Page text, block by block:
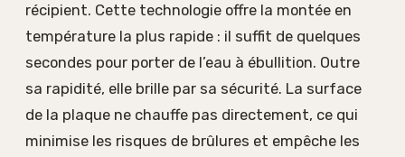
récipient. Cette technologie offre la montée en
température la plus rapide : il suffit de quelques
secondes pour porter de l’eau à ébullition. Outre
sa rapidité, elle brille par sa sécurité. La surface
de la plaque ne chauffe pas directement, ce qui
minimise les risques de brûlures et empêche les